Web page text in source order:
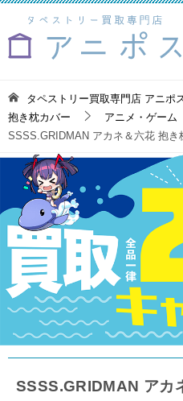
タペストリー買取専門店 アニポ
抱き枕カバー
アニメ・ゲーム
SSSS.GRIDMAN アカネ＆六花 抱き
SSSS.GRIDMAN アカ